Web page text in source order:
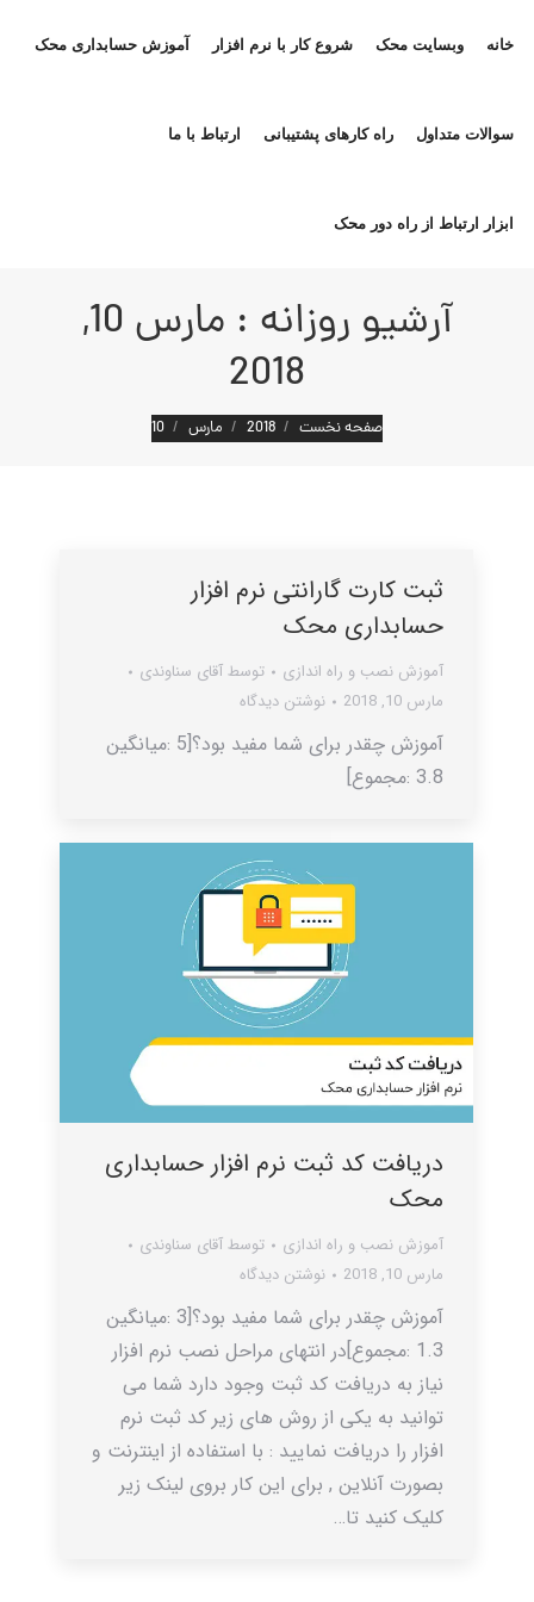
خانه وبسایت محک شروع کار با نرم افزار آموزش حسابداری محک
سوالات متداول راه کارهای پشتیبانی ارتباط با ما
ابزار ارتباط از راه دور محک
آرشیو روزانه :
مارس 10,
2018
مکان شما:
صفحه نخست 2018 مارس 10
ثبت کارت گارانتی نرم افزار
حسابداری محک
آموزش نصب و راه اندازی توسطآقای سناوندی
مارس 10, 2018
نوشتن دیدگاه
آموزش چقدر برای شما مفید بود؟[5 :میانگین
3.8 :مجموع]
دریافت کد ثبت نرم افزار حسابداری
محک
آموزش نصب و راه اندازی توسطآقای سناوندی
مارس 10, 2018
نوشتن دیدگاه
آموزش چقدر برای شما مفید بود؟[3 :میانگین
1.3 :مجموع]در انتهای مراحل نصب نرم افزار
نیاز به دریافت کد ثبت وجود دارد شما می
توانید به یکی از روش های زیر کد ثبت نرم
افزار را دریافت نمایید : با استفاده از اینترنت و
بصورت آنلاین , برای این کار بروی لینک زیر
کلیک کنید تا…